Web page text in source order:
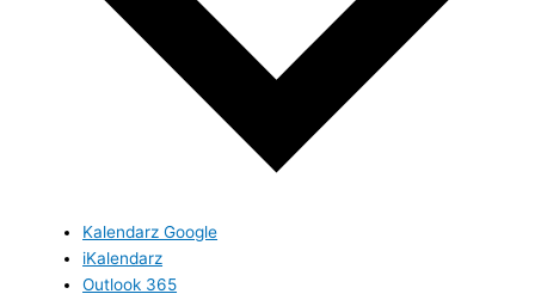
Kalendarz Google
iKalendarz
Outlook 365